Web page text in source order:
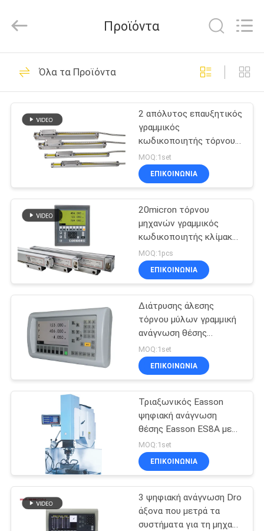
ΣΠΊΤΙ
ΠΡΟΪΌΝΤΑ
ΣΧΕΤΙΚΆ
ΕΠΙΣΚΈΨΕΙΣ
ΕΡΓΟΣΤΆΣΙΟ
ΈΛΕΓΧΟΣ
ΠΟΙΌΤΗΤΑΣ
ΕΠΙΚΟΙΝΩΝΉΣΤΕ
ΜΑΣ
ΕΙΔΉΣΕΙΣ
ΥΠΟΘΈΣΕΙΣ
SITEMAP
Technology
Reserved.
Γραμμικός
κωδικοποιητής
κλίμακας
29
Οπτικοί γραμμικοί
κωδικοποιητές
31
Γραμμικός
κωδικοποιητής
κλίμακας γυαλιού
23
Γραμμικός
κωδικοποιητής
μικροϋπολογιστών
Προϊόντα
Όλα τα Προϊόντα
2 απόλυτος επαυξητικός
γραμμικός
κωδικοποιητής τόρνου
μηχανών άλεσης 3 άξονα
MOQ:1set
ΕΠΙΚΟΙΝΩΝΙΑ
20micron τόρνου
μηχανών γραμμικός
κωδικοποιητής κλίμακας
γυαλιού ανάγνωσης DRO
Dro ψηφιακός
MOQ:1pcs
ΕΠΙΚΟΙΝΩΝΙΑ
Διάτρυσης άλεσης
τόρνου μύλων γραμμική
ανάγνωση θέσης
κλίμακας ψηφιακή
MOQ:1set
ΕΠΙΚΟΙΝΩΝΙΑ
Τριαξωνικός Easson
ψηφιακή ανάγνωση
θέσης Easson ES8A με
τη γραμμική κλίμακα
MOQ:1set
ΕΠΙΚΟΙΝΩΝΙΑ
3 ψηφιακή ανάγνωση Dro
άξονα που μετρά τα
συστήματα για τη μηχανή